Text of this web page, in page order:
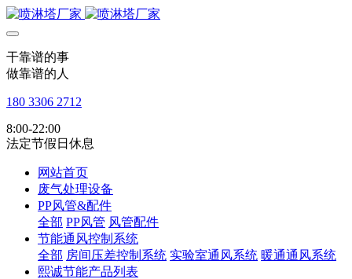
干靠谱的事
做靠谱的人
180 3306 2712
8:00-22:00
法定节假日休息
网站首页
废气处理设备
PP风管&配件
全部 PP风管 风管配件
节能通风控制系统
全部 房间压差控制系统 实验室通风系统 暖通通风系统
熙诚节能产品列表